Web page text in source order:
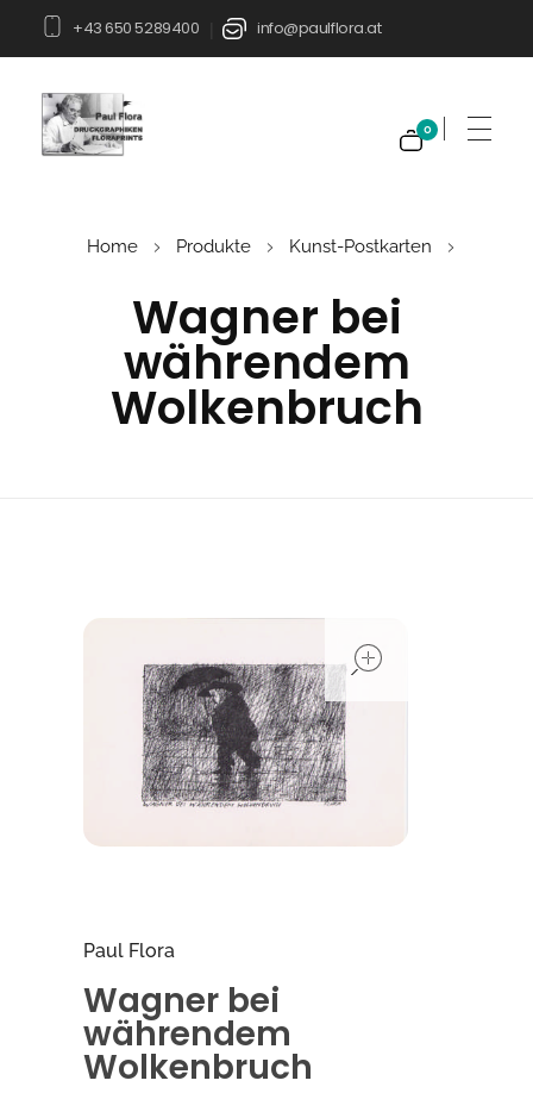
+43 650 5289400 info@paulflora.at
0
Home Produkte Kunst-Postkarten
Wagner bei
währendem
Wolkenbruch
Paul Flora
Wagner bei
währendem
Wolkenbruch